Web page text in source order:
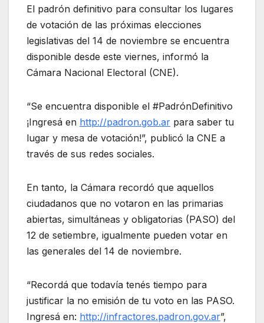
El padrón definitivo para consultar los lugares
de votación de las próximas elecciones
legislativas del 14 de noviembre se encuentra
disponible desde este viernes, informó la
Cámara Nacional Electoral (CNE).
“Se encuentra disponible el #PadrónDefinitivo
¡Ingresá en http://padron.gob.ar para saber tu
lugar y mesa de votación!”, publicó la CNE a
través de sus redes sociales.
En tanto, la Cámara recordó que aquellos
ciudadanos que no votaron en las primarias
abiertas, simultáneas y obligatorias (PASO) del
12 de setiembre, igualmente pueden votar en
las generales del 14 de noviembre.
“Recordá que todavía tenés tiempo para
justificar la no emisión de tu voto en las PASO.
Ingresá en: http://infractores.padron.gov.ar”,